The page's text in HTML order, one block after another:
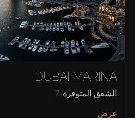
DUBAI MARINA
الشقق المتوفرة: 7
عرض